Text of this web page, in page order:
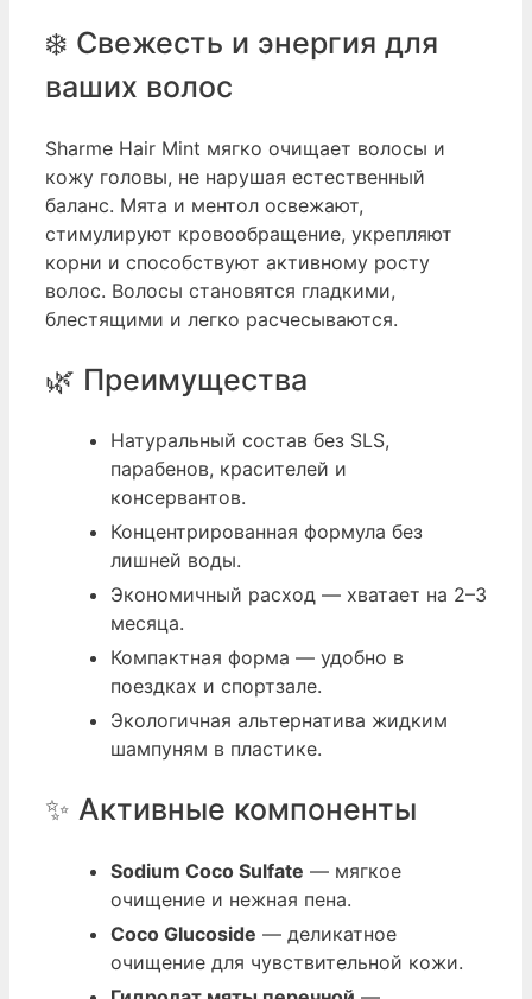
❄️ Свежесть и энергия для
ваших волос
Sharme Hair Mint мягко очищает волосы и
кожу головы, не нарушая естественный
баланс. Мята и ментол освежают,
стимулируют кровообращение, укрепляют
корни и способствуют активному росту
волос. Волосы становятся гладкими,
блестящими и легко расчесываются.
🌿 Преимущества
Натуральный состав без SLS,
парабенов, красителей и
консервантов.
Концентрированная формула без
лишней воды.
Экономичный расход — хватает на 2–3
месяца.
Компактная форма — удобно в
поездках и спортзале.
Экологичная альтернатива жидким
шампуням в пластике.
✨ Активные компоненты
Sodium Coco Sulfate — мягкое
очищение и нежная пена.
Coco Glucoside — деликатное
очищение для чувствительной кожи.